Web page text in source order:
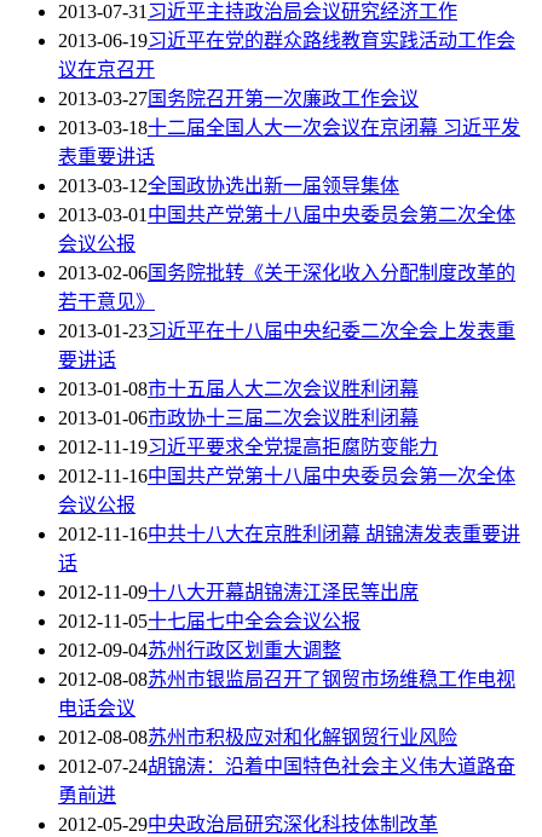
2013-07-31习近平主持政治局会议研究经济工作
2013-06-19习近平在党的群众路线教育实践活动工作会
议在京召开
2013-03-27国务院召开第一次廉政工作会议
2013-03-18十二届全国人大一次会议在京闭幕 习近平发
表重要讲话
2013-03-12全国政协选出新一届领导集体
2013-03-01中国共产党第十八届中央委员会第二次全体
会议公报
2013-02-06国务院批转《关于深化收入分配制度改革的
若干意见》
2013-01-23习近平在十八届中央纪委二次全会上发表重
要讲话
2013-01-08市十五届人大二次会议胜利闭幕
2013-01-06市政协十三届二次会议胜利闭幕
2012-11-19习近平要求全党提高拒腐防变能力
2012-11-16中国共产党第十八届中央委员会第一次全体
会议公报
2012-11-16中共十八大在京胜利闭幕 胡锦涛发表重要讲
话
2012-11-09十八大开幕胡锦涛江泽民等出席
2012-11-05十七届七中全会会议公报
2012-09-04苏州行政区划重大调整
2012-08-08苏州市银监局召开了钢贸市场维稳工作电视
电话会议
2012-08-08苏州市积极应对和化解钢贸行业风险
2012-07-24胡锦涛：沿着中国特色社会主义伟大道路奋
勇前进
2012-05-29中央政治局研究深化科技体制改革